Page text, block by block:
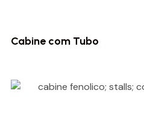
Cabine com Tubo